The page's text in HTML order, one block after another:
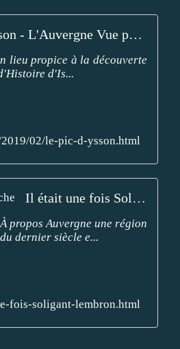
Le Pic d'Ysson - L'Auvergne Vue par Papou Poustache
lieu propice à la découverte
d'Is...
02/le-pic-d-ysson.html
Il était une fois Solignat Lembron - L'Auvergne Vue par Papou Poustache
propos Auvergne une région
dernier siècle e...
fois-soligant-lembron.html